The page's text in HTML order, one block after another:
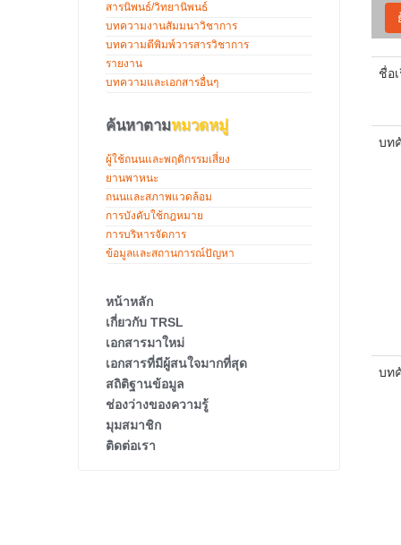
สารนิพนธ์/วิทยานิพนธ์
บทความงานสัมมนาวิชาการ
บทความตีพิมพ์วารสารวิชาการ
รายงาน
บทความและเอกสารอื่นๆ
ค้นหาตามหมวดหมู่
ผู้ใช้ถนนและพฤติกรรมเสี่ยง
ยานพาหนะ
ถนนและสภาพแวดล้อม
การบังคับใช้กฎหมาย
การบริหารจัดการ
ข้อมูลและสถานการณ์ปัญหา
หน้าหลัก
เกี่ยวกับ TRSL
เอกสารมาใหม่
เอกสารที่มีผู้สนใจมากที่สุด
สถิติฐานข้อมูล
ช่องว่างของความรู้
มุมสมาชิก
ติดต่อเรา
ชื่อ
บท
บท